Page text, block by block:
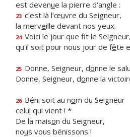
est devenue la pierre d'angle :
23 c'est là l'œuvre du Seigneur,
la merveille devant nos yeux.
24 Voici le jour que ft le Seigneur,
qu'il soit pour nous jour de fête
25 Donne, Seigneur, donne le
Donne, Seigneur, donne la
26 Béni soit au nom du Seigneur
celui qui vient ! *
De la maison du Seigneur,
nous vous bénissons !